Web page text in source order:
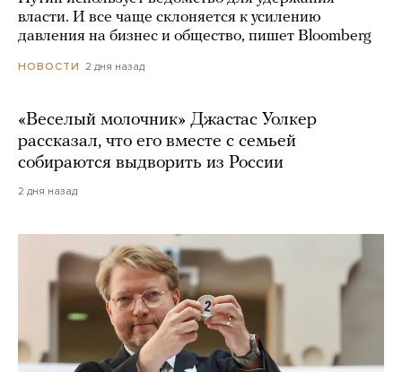
власти. И все чаще склоняется к усилению
давления на бизнес и общество, пишет Bloomberg
НОВОСТИ 2 дня назад
«Веселый молочник» Джастас Уолкер
рассказал, что его вместе с семьей
собираются выдворить из России
2 дня назад